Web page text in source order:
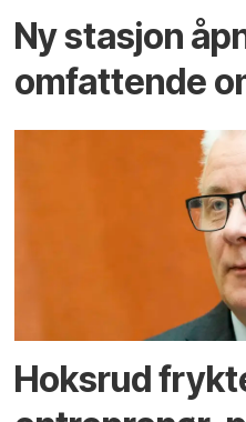
Ny stasjon
omfattende
Hoksrud